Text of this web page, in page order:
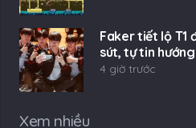
Faker tiết lộ T1
sút, tự tin
4 giờ trước
Xem nhiều